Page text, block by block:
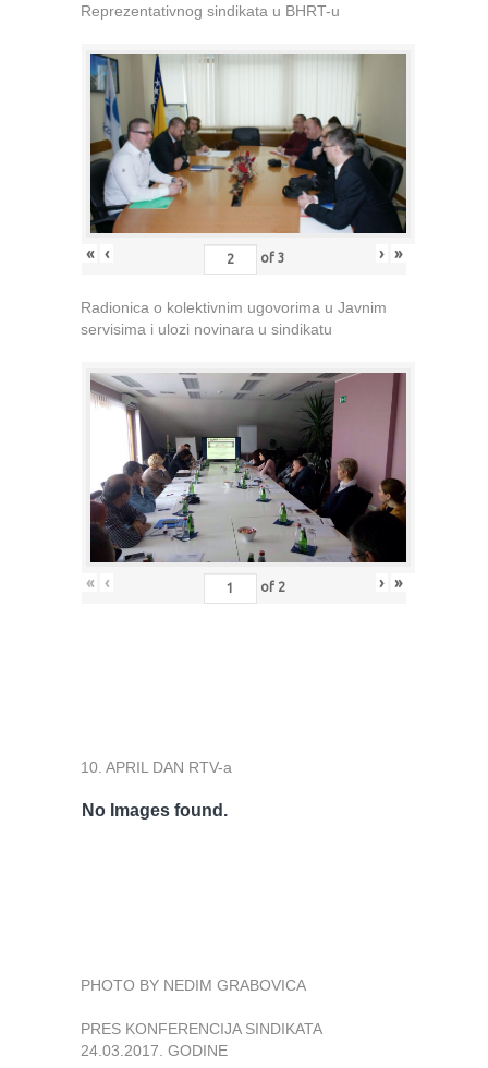
Reprezentativnog sindikata u BHRT-u
« ‹ of 3 › »
Radionica o kolektivnim ugovorima u Javnim
servisima i ulozi novinara u sindikatu
« ‹ of 2 › »
10. APRIL DAN RTV-a
No Images found.
PHOTO BY NEDIM GRABOVICA
PRES KONFERENCIJA SINDIKATA
24.03.2017. GODINE